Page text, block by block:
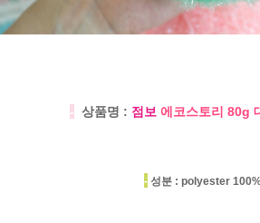
- 상품명 : 점보 에코스토리 80g
- 성분 : polyester